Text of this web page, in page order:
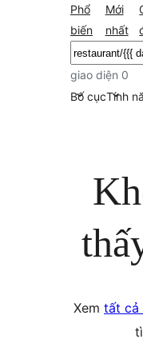
Phổ
biến
Mới
nhất
Tìm
kiếm
giao diện 0
Bố cụcTính
Xem tất cả